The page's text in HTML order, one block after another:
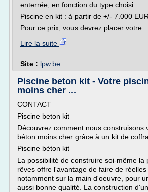
enterrée, en fonction du type choisi :
Piscine en kit : à partir de +/- 7.000 EUR
Pour ce prix, vous devrez placer votre...
Lire la suite
Site : lpw.be
Piscine beton kit - Votre
moins cher ...
CONTACT
Piscine beton kit
Découvrez comment nous construisons
béton moins cher grâce à un kit de
Piscine béton kit
La possibilité de construire soi-même la
rêves offre l'avantage de faire de réelles
notamment sur la main d'oeuvre, pour
aussi bonne qualité. La construction